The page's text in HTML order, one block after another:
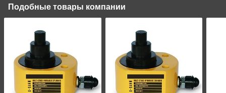
Подобные товары компании